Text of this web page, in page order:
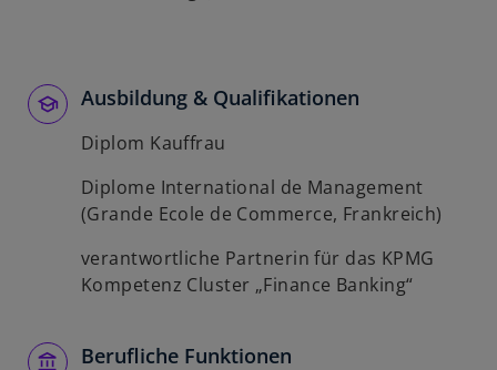
Ausbildung & Qualifikationen
Diplom Kauffrau
Diplome International de Management
(Grande Ecole de Commerce, Frankreich)
verantwortliche Partnerin für das KPMG
Kompetenz Cluster „Finance Banking“
Berufliche Funktionen